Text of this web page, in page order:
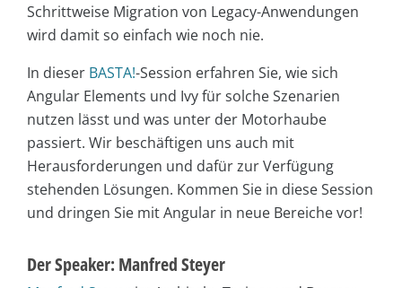
Schrittweise Migration von Legacy-Anwendungen
wird damit so einfach wie noch nie.
In dieser BASTA!-Session erfahren Sie, wie sich
Angular Elements und Ivy für solche Szenarien
nutzen lässt und was unter der Motorhaube
passiert. Wir beschäftigen uns auch mit
Herausforderungen und dafür zur Verfügung
stehenden Lösungen. Kommen Sie in diese Session
und dringen Sie mit Angular in neue Bereiche vor!
Der Speaker: Manfred Steyer